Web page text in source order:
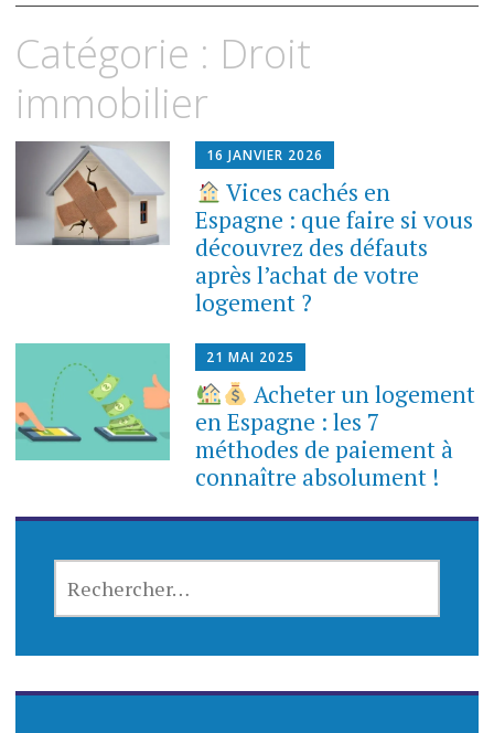
au
Catégorie : Droit
immobilier
16 JANVIER 2026
Vices cachés en
Espagne : que faire si vous
découvrez des défauts
après l’achat de votre
logement ?
21 MAI 2025
Acheter un logement
en Espagne : les 7
méthodes de paiement à
connaître absolument !